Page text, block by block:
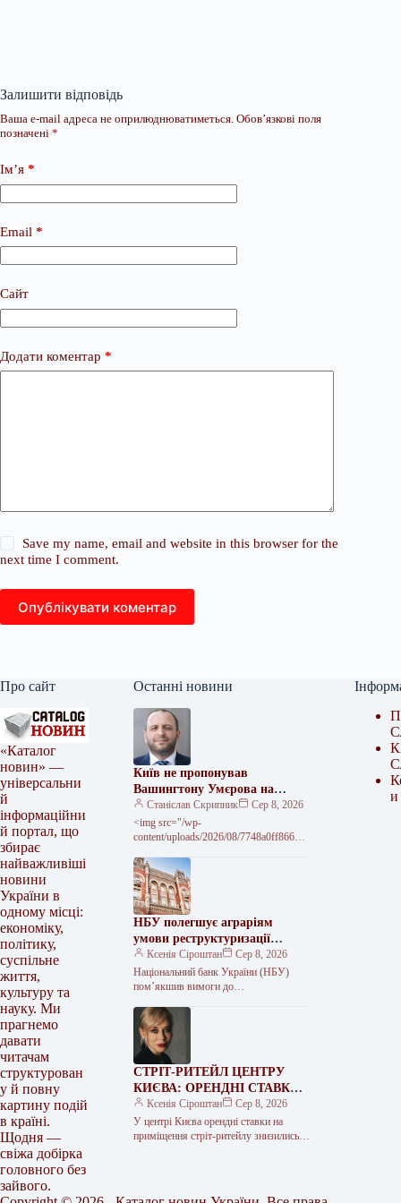
Залишити відповідь
Ваша e-mail адреса не оприлюднюватиметься. Обов’язкові поля
позначені *
Ім’я *
Email *
Сайт
Додати коментар *
Save my name, email and website in this browser for the
next time I comment.
Опублікувати коментар
Про сайт
«Каталог
новин» —
універсальни
й
інформаційни
й портал, що
збирає
найважливіші
новини
України в
одному місці:
економіку,
політику,
суспільне
життя,
культуру та
науку. Ми
прагнемо
давати
читачам
структурован
у й повну
картину подій
в країні.
Щодня —
свіжа добірка
головного без
зайвого.
Останні новини
Київ не пропонував
Вашингтону Умєрова на
посаду посла – джерело
Станіслав Скрипник
Сер 8, 2026
<img src="/wp-
content/uploads/2026/08/7748a0ff86661
передавав звернень до США щодо
кандидатури Умєрова на посаду посла
НБУ полегшує аграріям
умови реструктуризації
кредитів
Ксенія Сіроштан
Сер 8, 2026
Національний банк України (НБУ)
пом’якшив вимоги до
та врахування аграрної продукції як
застави. Регулятор дозволив банкам…
СТРІТ-РИТЕЙЛ ЦЕНТРУ
КИЄВА: ОРЕНДНІ СТАВКИ
ТА ЦІНИ ПРОПОЗИЦІЇ
ВПАЛИ ВДВІЧІ З 2021 РОКУ
Ксенія Сіроштан
Сер 8, 2026
У центрі Києва орендні ставки на
приміщення стріт-ритейлу знизились
и